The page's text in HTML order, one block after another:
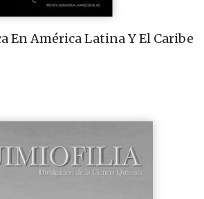
En América Latina Y El Caribe